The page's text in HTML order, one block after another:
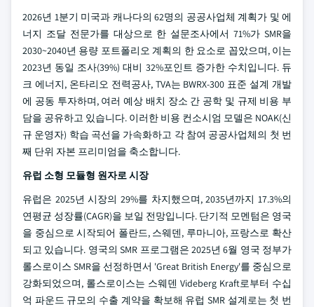
2026년 1분기 미국과 캐나다의 62명의 공공사업체 계획가 및 에
너지 조달 전문가를 대상으로 한 설문조사에서 71%가 SMR을
2030~2040년 용량 포트폴리오 계획의 한 요소로 꼽았으며, 이는
2023년 동일 조사(39%) 대비 32%포인트 증가한 수치입니다. 듀
크 에너지, 온타리오 전력공사, TVA는 BWRX-300 표준 설계 개발
에 공동 투자하며, 여러 예상 배치 장소 간 공학 및 규제 비용 부
담을 공유하고 있습니다. 이러한 비용 컨소시엄 모델은 NOAK(신
규 운영자) 학습 곡선을 가속화하고 각 참여 공공사업체의 첫 번
째 단위 자본 프리미엄을 축소합니다.
유럽 소형 모듈형 원자로 시장
유럽은 2025년 시장의 29%를 차지했으며, 2035년까지 17.3%의
연평균 성장률(CAGR)을 보일 전망입니다. 단기적 모멘텀은 영국
을 중심으로 시작되어 폴란드, 스웨덴, 루마니아, 프랑스로 확산
되고 있습니다. 영국의 SMR 프로그램은 2025년 6월 영국 정부가
롤스로이스 SMR을 선정하면서 'Great British Energy'를 중심으로
강화되었으며, 롤스로이스는 스웨덴 Videberg Kraft로부터 수십
억 파운드 규모의 수출 계약을 확보해 유럽 SMR 설계로는 첫 번